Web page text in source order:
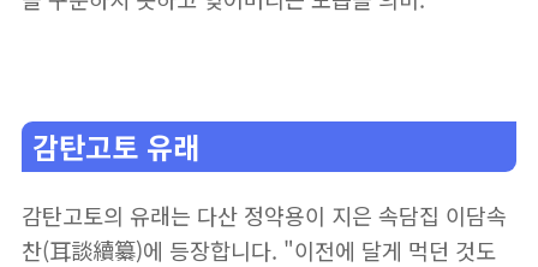
감탄고토 유래
감탄고토의 유래는 다산 정약용이 지은 속담집 이담속
찬(耳談續纂)에 등장합니다. "이전에 달게 먹던 것도